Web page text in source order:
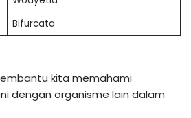
Bifurcata
kita memahami
dengan organisme lain dalam